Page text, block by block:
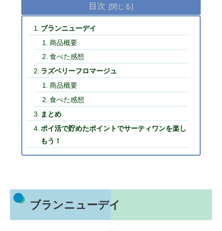
目次
ブランニューデイ
商品概要
食べた感想
ラズベリーフロマージュ
商品概要
食べた感想
まとめ
ポイ活で貯めたポイントでサーティワンを楽し
もう！
ブランニューデイ